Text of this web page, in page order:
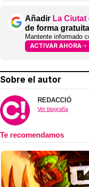
Añadir La Ciutat
de forma gratuita
Mantente informado
ACTIVAR AHORA
Sobre el autor
REDACCIÓ
Ver biografía